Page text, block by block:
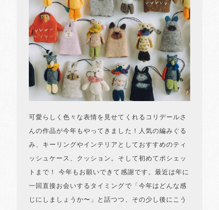
可愛らしく色々な表情を見せてくれるコリデールさ
んの作品が今年もやってきました！人気の編みぐる
み、キーリングやインテリアとしておすすめのティ
ッシュケース、クッション。そして初めてポシェッ
トまで！ 今年もお願いできて感謝です。最近は年に
一回直接お会いするタイミングで「今年はどんな感
じにしましょうか〜」と話つつ、その少し後にこう